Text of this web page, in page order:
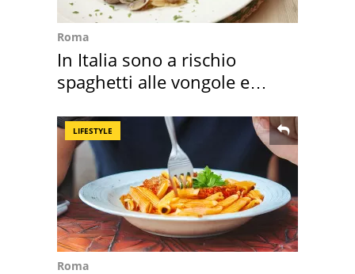
Roma
In Italia sono a rischio
spaghetti alle vongole e
LIFESTYLE
Roma